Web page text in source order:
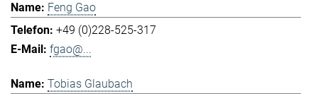
Feng Gao
+49 (0)228-525-317
fgao@...
Tobias Glaubach